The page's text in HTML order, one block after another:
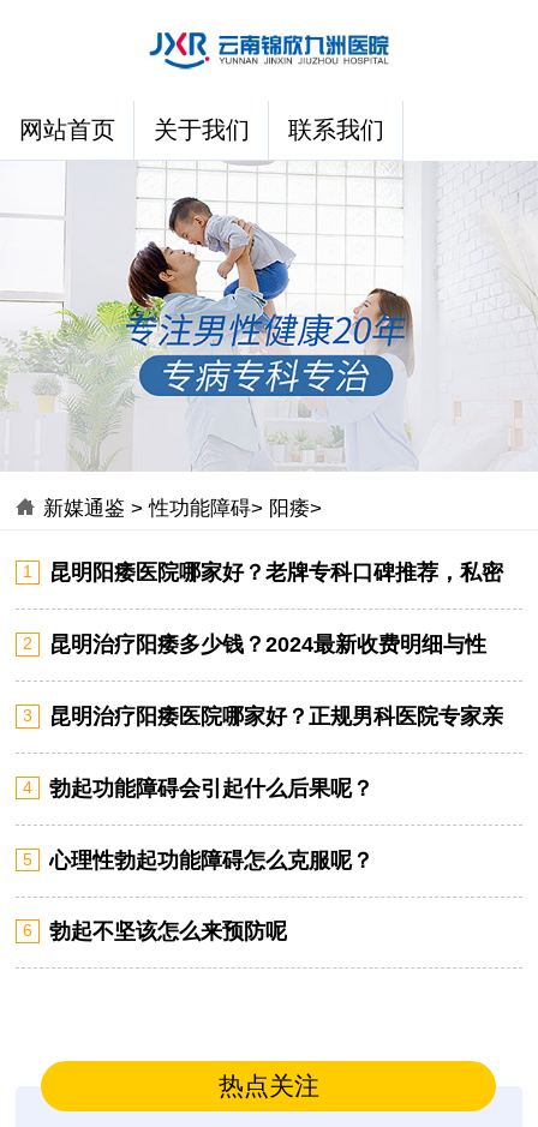
网站首页 关于我们 联系我们
新媒通鉴 >性功能障碍> 阳痿>
1
昆明阳痿医院哪家好？老牌专科口碑推荐，私密
2
昆明治疗阳痿多少钱？2024最新收费明细与性
3
昆明治疗阳痿医院哪家好？正规男科医院专家亲
4 勃起功能障碍会引起什么后果呢？
5 心理性勃起功能障碍怎么克服呢？
6 勃起不坚该怎么来预防呢
热点关注